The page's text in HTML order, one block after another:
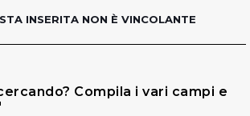
INSERITA NON È VINCOLANTE
Compila i vari campi e